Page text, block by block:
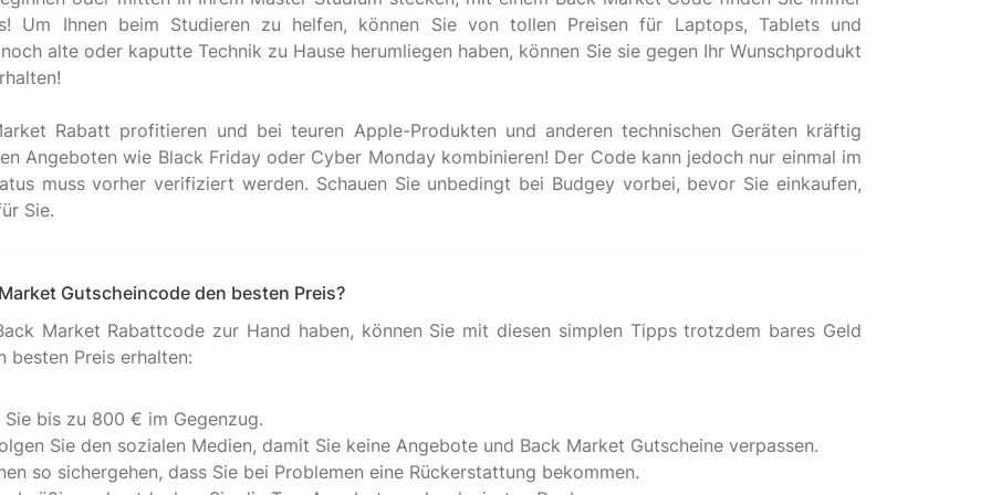
Um Ihnen beim Studieren zu helfen, können Sie von tollen Preisen für Laptops, Tablets und
alte oder kaputte Technik zu Hause herumliegen haben, können Sie sie gegen Ihr Wunschprodukt
Rabatt profitieren und bei teuren Apple-Produkten und anderen technischen Geräten kräftig
Angeboten wie Black Friday oder Cyber Monday kombinieren! Der Code kann jedoch nur einmal im
muss vorher verifiziert werden. Schauen Sie unbedingt bei Budgey vorbei, bevor Sie einkaufen,
Gutscheincode den besten Preis?
Market Rabattcode zur Hand haben, können Sie mit diesen simplen Tipps trotzdem bares Geld
besten Preis erhalten:
bis zu 800 € im Gegenzug.
Sie den sozialen Medien, damit Sie keine Angebote und Back Market Gutscheine verpassen.
so sichergehen, dass Sie bei Problemen eine Rückerstattung bekommen.